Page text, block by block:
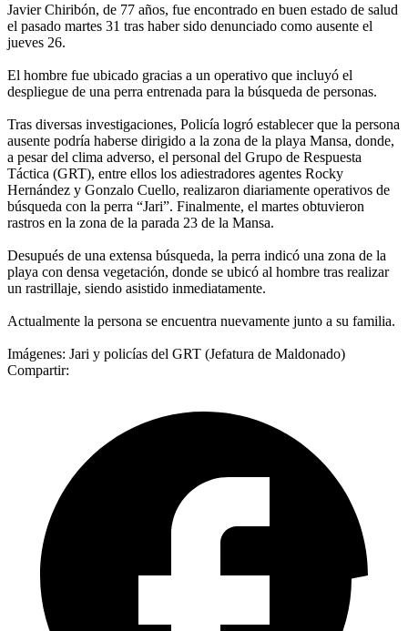
Javier Chiribón, de 77 años, fue encontrado en buen estado de salud
el pasado martes 31 tras haber sido denunciado como ausente el
jueves 26.
El hombre fue ubicado gracias a un operativo que incluyó el
despliegue de una perra entrenada para la búsqueda de personas.
Tras diversas investigaciones, Policía logró establecer que la persona
ausente podría haberse dirigido a la zona de la playa Mansa, donde,
a pesar del clima adverso, el personal del Grupo de Respuesta
Táctica (GRT), entre ellos los adiestradores agentes Rocky
Hernández y Gonzalo Cuello, realizaron diariamente operativos de
búsqueda con la perra “Jari”. Finalmente, el martes obtuvieron
rastros en la zona de la parada 23 de la Mansa.
Desupués de una extensa búsqueda, la perra indicó una zona de la
playa con densa vegetación, donde se ubicó al hombre tras realizar
un rastrillaje, siendo asistido inmediatamente.
Actualmente la persona se encuentra nuevamente junto a su familia.
Imágenes: Jari y policías del GRT (Jefatura de Maldonado)
Compartir: